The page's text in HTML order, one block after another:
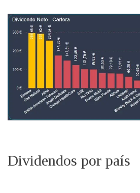
Dividendos por país